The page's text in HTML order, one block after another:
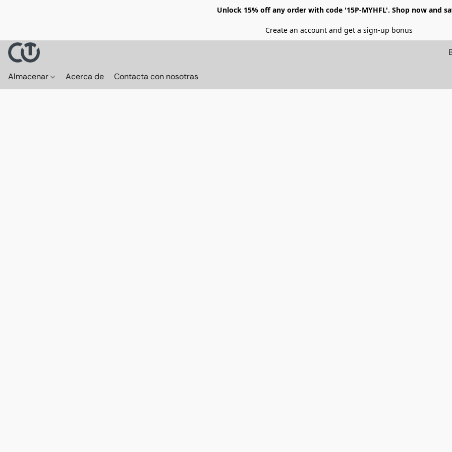
Unlock 15% off any order with code '15P-MYHFL'. Shop now and
Create an account and get a sign-up bonus
Almacenar Acerca de Contacta con nosotras